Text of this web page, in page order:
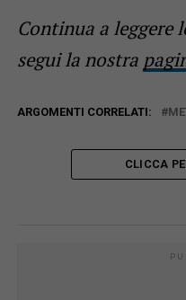
Continua a leggere
segui la nostra
ARGOMENTI CORRELATI:
CLICCA